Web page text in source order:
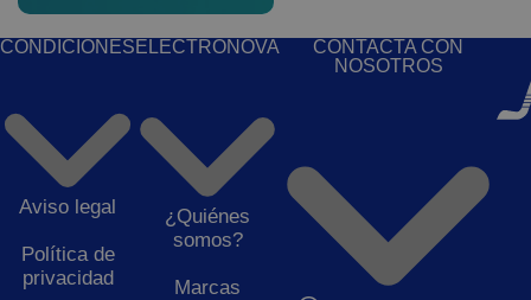
CONDICIONES
Aviso legal
Política de
privacidad
ELECTRONOVA
¿Quiénes
somos?
Marcas
CONTACTA CON
NOSOTROS